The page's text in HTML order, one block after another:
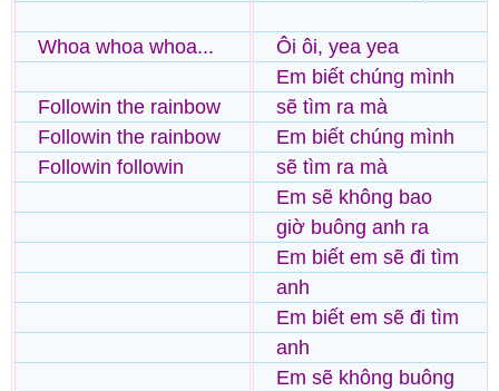
Whoa whoa whoa...
Followin the rainbow
Followin the rainbow
Followin followin
Ôi ôi, yea yea
Em biết chúng mình
sẽ tìm ra mà
Em biết chúng mình
sẽ tìm ra mà
Em sẽ không bao
giờ buông anh ra
Em biết em sẽ đi tìm
anh
Em biết em sẽ đi tìm
anh
Em sẽ không buông